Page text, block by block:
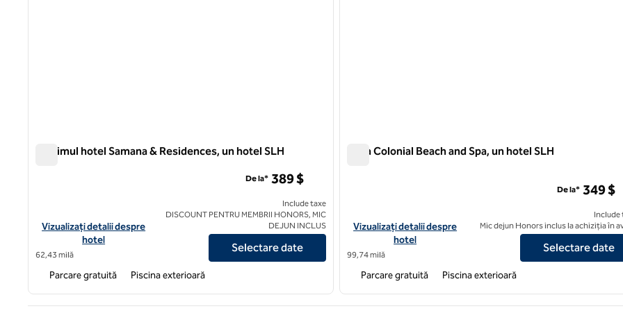
Sublimul hotel Samana & Residences, un hotel SLH
Vizualizați detaliile hotelului pentru Sublime Samana Hotel & Residences, un hotel SLH
Vizualizați detalii despre
hotel
62,43 milă
De la* 389 $
Include taxe
DISCOUNT PENTRU MEMBRII HONORS, MIC
DEJUN INCLUS
Selectare date
Parcare gratuită Piscina exterioară
Casa Colonial Beach and Spa, un hotel SLH
Vizualizați detaliile hotelului pentru Casa Colonial Beach and
Vizualizați detalii despre
hotel
99,74 milă
De la* 349 $
Include
Mic dejun Honors inclus la achiziția în
Selectare date
Parcare gratuită Piscina exterioară